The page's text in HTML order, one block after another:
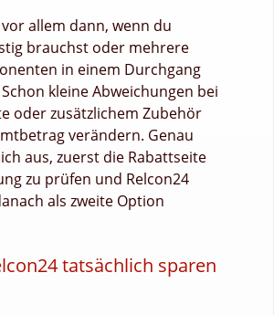
allem dann, wenn du
brauchst oder mehrere
in einem Durchgang
kleine Abweichungen bei
oder zusätzlichem Zubehör
verändern. Genau
aus, zuerst die Rabattseite
zu prüfen und Relcon24
als zweite Option
tatsächlich sparen